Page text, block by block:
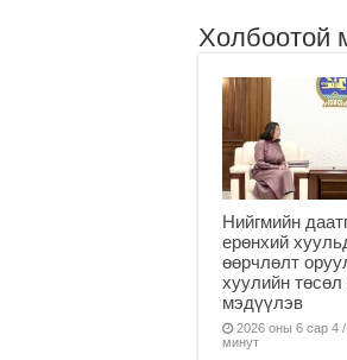
Холбоотой
Нийгмийн
ерөнхий
өөрчлөлт
хуулийн төсөл
мэдүүлэв
2026 оны 6 сар 4 /
минут